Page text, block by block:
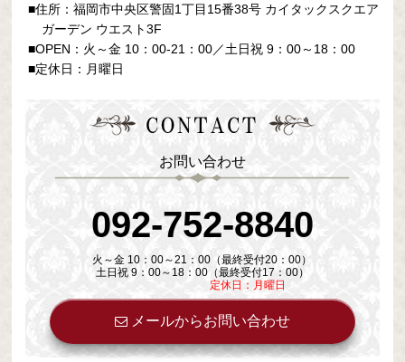
■住所：福岡市中央区警固1丁目15番38号 カイタックスクエア
ガーデン ウエスト3F
■OPEN：火～金 10：00-21：00／土日祝 9：00～18：00
■定休日：月曜日
お問い合わせ
092-752-8840
火～金 10：00～21：00（最終受付20：00）
土日祝 9：00～18：00（最終受付17：00）
定休日：月曜日
メールからお問い合わせ